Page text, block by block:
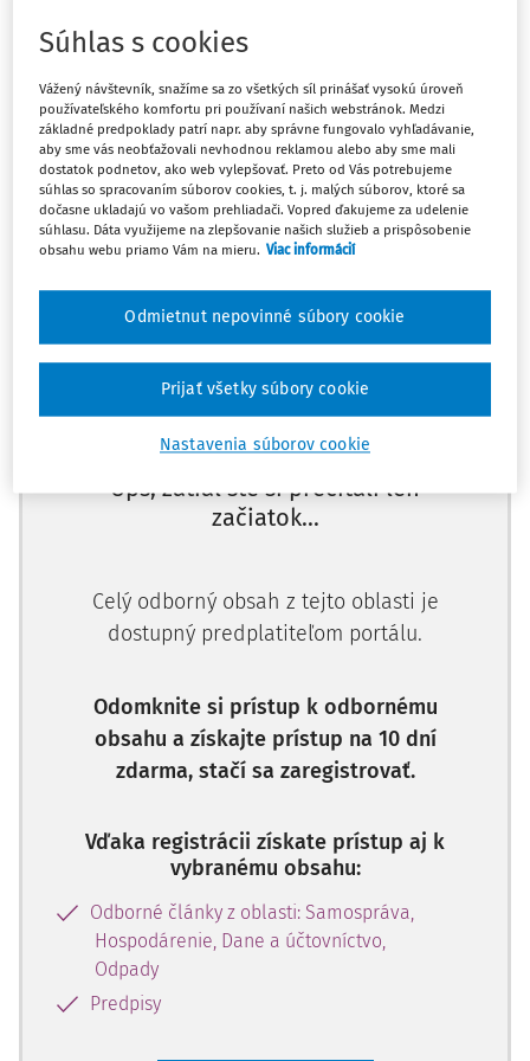
relevantný zákon č.582/2004 Z.z.
stavebné odpady v z. n. p. (ďalej len "zákon č.582/2004
Z.z.").
Podľa§ 5 zákona č. 582/2004 Z.z. :
"(1) Daňovníkom dane z pozemkov, ak v odseku 2 nie je
ustanovené inak, je
Máte predplatné? Prihláste sa
Ups, zatiaľ ste si prečítali len
začiatok...
Celý odborný obsah z tejto oblasti je
dostupný predplatiteľom portálu.
Odomknite si prístup k odbornému
obsahu a získajte prístup na 10 dní
zdarma, stačí sa zaregistrovať.
Vďaka registrácii získate prístup aj k
vybranému obsahu:
Odborné články z oblasti: Samospráva,
Hospodárenie, Dane a účtovníctvo,
Odpady
Predpisy
Súhlas s cookies
Vážený návštevník, snažíme sa zo všetkých síl prinášať vysokú úroveň
používateľského komfortu pri používaní našich webstránok. Medzi
základné predpoklady patrí napr. aby správne fungovalo vyhľadávanie,
aby sme vás neobťažovali nevhodnou reklamou alebo aby sme mali
dostatok podnetov, ako web vylepšovať. Preto od Vás potrebujeme
súhlas so spracovaním súborov cookies, t. j. malých súborov, ktoré sa
dočasne ukladajú vo vašom prehliadači. Vopred ďakujeme za udelenie
súhlasu. Dáta využijeme na zlepšovanie našich služieb a prispôsobenie
obsahu webu priamo Vám na mieru. Viac informácií
Nastavenia súborov cookie
Odmietnut nepovinné súbory cookie
Prijať všetky súbory cookie